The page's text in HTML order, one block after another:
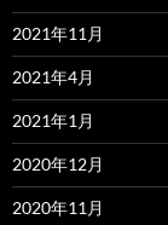
2021年11月
2021年4月
2021年1月
2020年12月
2020年11月